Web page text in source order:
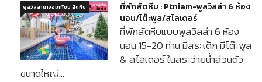
ที่พักสัตหีบ : Ptniam-พูลวิลล่า 6 ห้อง
นอน/โต๊ะพูล/สไลเดอร์
ที่พักสัตหีบแบบพูลวิลล่า 6 ห้อง
นอน 15-20 ท่าน มีสระเด็ก มีโต๊ะพูล
& สไลเดอร์ ในสระว่ายน้ำส่วนตัว
ขนาดใหญ่…
พูลวิลล่านาจอมเทียน สัตหีบ